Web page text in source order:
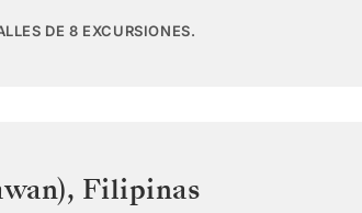
DE 8 EXCURSIONES.
, Filipinas